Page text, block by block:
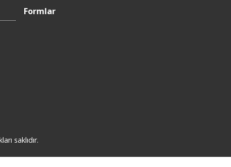
Formlar
saklıdır.